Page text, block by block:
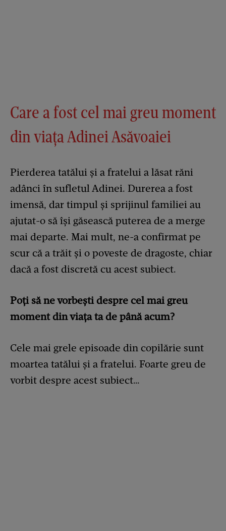
Care a fost cel mai greu moment
din viața Adinei Asăvoaiei
Pierderea tatălui și a fratelui a lăsat răni
adânci în sufletul Adinei. Durerea a fost
imensă, dar timpul și sprijinul familiei au
ajutat-o să își găsească puterea de a merge
mai departe. Mai mult, ne-a confirmat pe
scur că a trăit și o poveste de dragoste, chiar
dacă a fost discretă cu acest subiect.
Poți să ne vorbești despre cel mai greu
moment din viața ta de până acum?
Cele mai grele episoade din copilărie sunt
moartea tatălui și a fratelui. Foarte greu de
vorbit despre acest subiect…